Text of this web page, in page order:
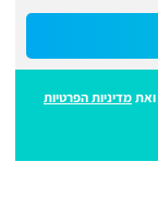
ואתמדיניות הפרטיות